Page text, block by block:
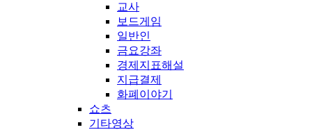
교사
보드게임
일반인
금요강좌
경제지표해설
지급결제
화폐이야기
쇼츠
기타영상